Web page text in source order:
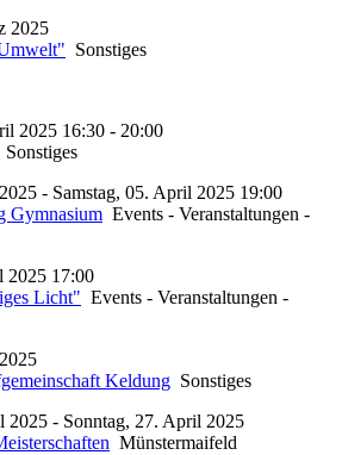
2025
Sonstiges
2025 16:30 - 20:00
Sonstiges
- Samstag, 05. April 2025 19:00
Gymnasium Events - Veranstaltungen -
2025 17:00
Licht" Events - Veranstaltungen -
Keldung Sonstiges
2025 - Sonntag, 27. April 2025
Münstermaifeld